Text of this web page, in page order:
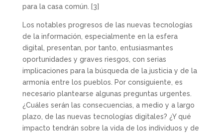
para la casa común.
[3]
Los notables progresos de las nuevas tecnologías
de la información, especialmente en la esfera
digital, presentan, por tanto, entusiasmantes
oportunidades y graves riesgos, con serias
implicaciones para la búsqueda de la justicia y de la
armonía entre los pueblos. Por consiguiente, es
necesario plantearse algunas preguntas urgentes.
¿Cuáles serán las consecuencias, a medio y a largo
plazo, de las nuevas tecnologías digitales? ¿Y qué
impacto tendrán sobre la vida de los individuos y de